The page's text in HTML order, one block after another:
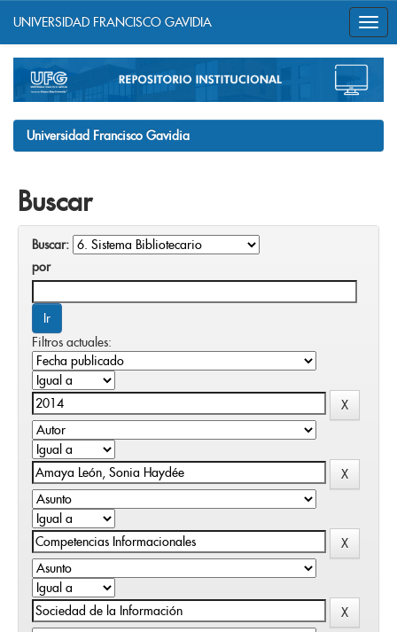
navigation
UNIVERSIDAD FRANCISCO GAVIDIA
Universidad Francisco Gavidia
Buscar
Buscar:
por
Filtros actuales: